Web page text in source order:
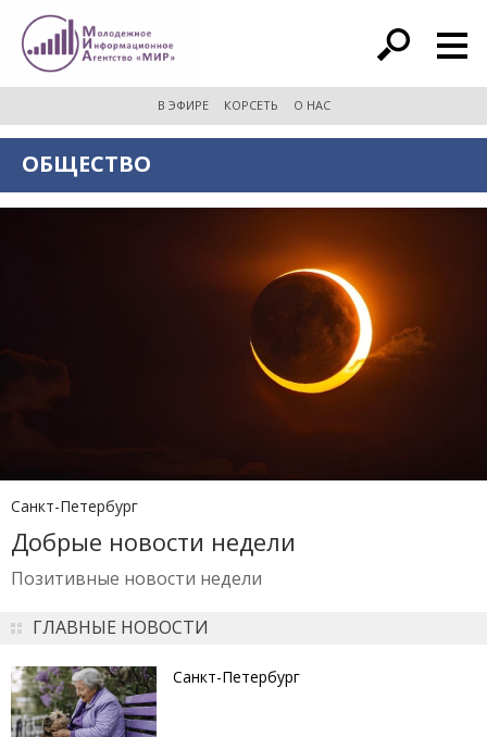
расширенный поиск
В ЭФИРЕ КОРСЕТЬ О НАС
ОБЩЕСТВО
Санкт-Петербург
Добрые новости недели
Позитивные новости недели
ГЛАВНЫЕ НОВОСТИ
Санкт-Петербург